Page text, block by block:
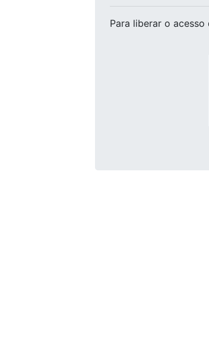
Para liberar o acesso